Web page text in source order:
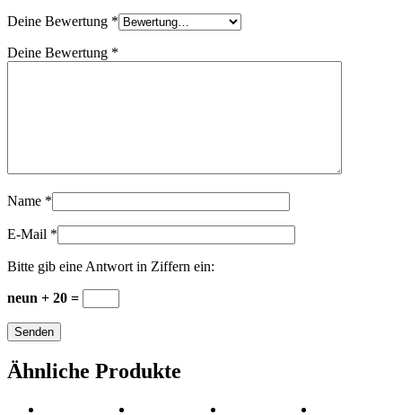
Deine Bewertung *
Deine Bewertung *
Name *
E-Mail *
Bitte gib eine Antwort in Ziffern ein:
neun + 20 =
Ähnliche Produkte